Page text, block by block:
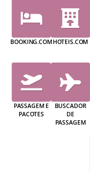
BOOKING.COMHOTEIS.COM
PASSAGEM E
PACOTES
BUSCADOR
DE
PASSAGEM